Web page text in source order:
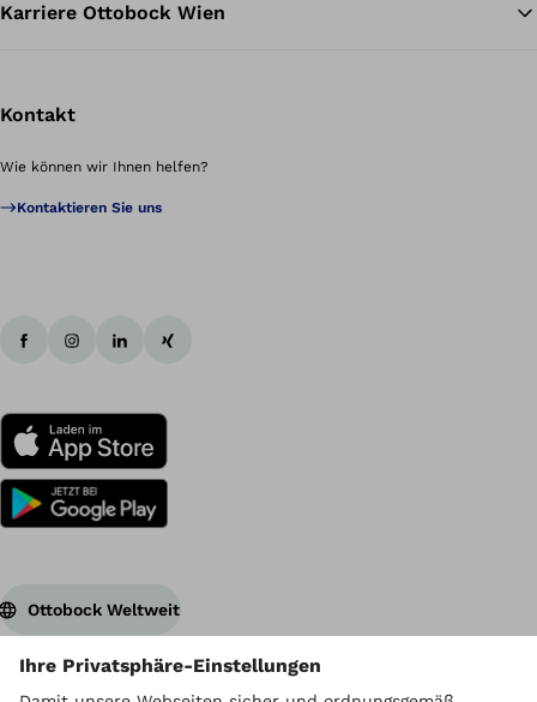
Karriere Ottobock Wien
Kontakt
Wie können wir Ihnen helfen?
Kontaktieren Sie uns
Ottobock Weltweit